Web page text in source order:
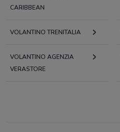
CARIBBEAN
VOLANTINO TRENITALIA
VOLANTINO AGENZIA
VERASTORE